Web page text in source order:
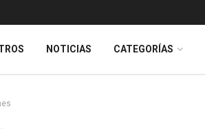
NOTICIAS CATEGORÍAS